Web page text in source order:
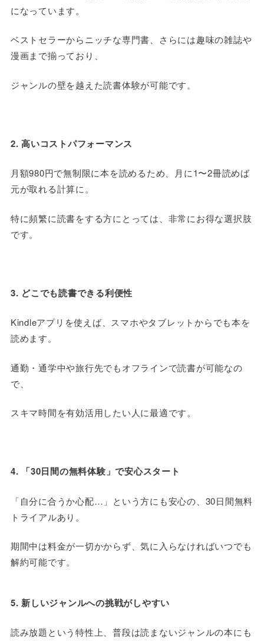
になっています。
ベストセラーからニッチな専門書、さらには趣味の雑誌や
漫画まで揃っており、
ジャンルの壁を越えた読書体験が可能です。
2. 高いコストパフォーマンス
月額980円で無制限に本を読めるため、月に1〜2冊読めば
元が取れる計算に。
特に頻繁に読書をする方にとっては、非常にお得な選択肢
です。
3. どこでも読書できる利便性
Kindleアプリを使えば、スマホやタブレットからでも本を
読めます。
通勤・通学中や旅行先でもオフラインで読書が可能なの
で、
スキマ時間を有効活用したい人に最適です。
4. 「30日間の無料体験」で安心スタート
「自分に合うか心配… 」という方にも安心の、30日間無料
トライアルあり。
期間中は料金が一切かからず、気に入らなければいつでも
解約可能です。
5. 新しいジャンルへの挑戦がしやすい
読み放題という特性上、普段は読まないジャンルの本にも